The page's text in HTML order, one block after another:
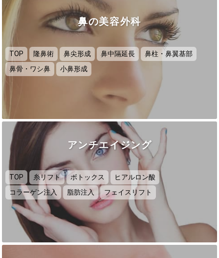
鼻の美容外科
TOP 隆鼻術 鼻尖形成 鼻中隔延長
鼻柱・鼻翼基部
鼻骨・ワシ鼻
小鼻形成
アンチエイジング
TOP 糸リフト ボトックス
ヒアルロン酸
コラーゲン注入
脂肪注入 フェイスリフト